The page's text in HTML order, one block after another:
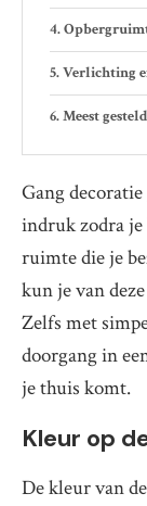
Verlichting
Meest
Gang
indruk zodra je
ruimte die je
kun je van
Zelfs met
doorgang in
je thuis komt.
Kleur op
De kleur van